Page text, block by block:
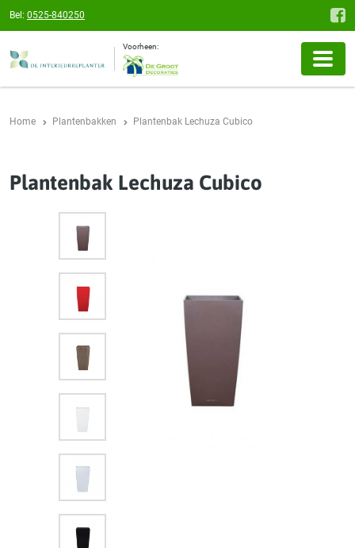
Bel: 0525-840250
Voorheen:
Home Plantenbakken Plantenbak Lechuza Cubico
Plantenbak Lechuza Cubico